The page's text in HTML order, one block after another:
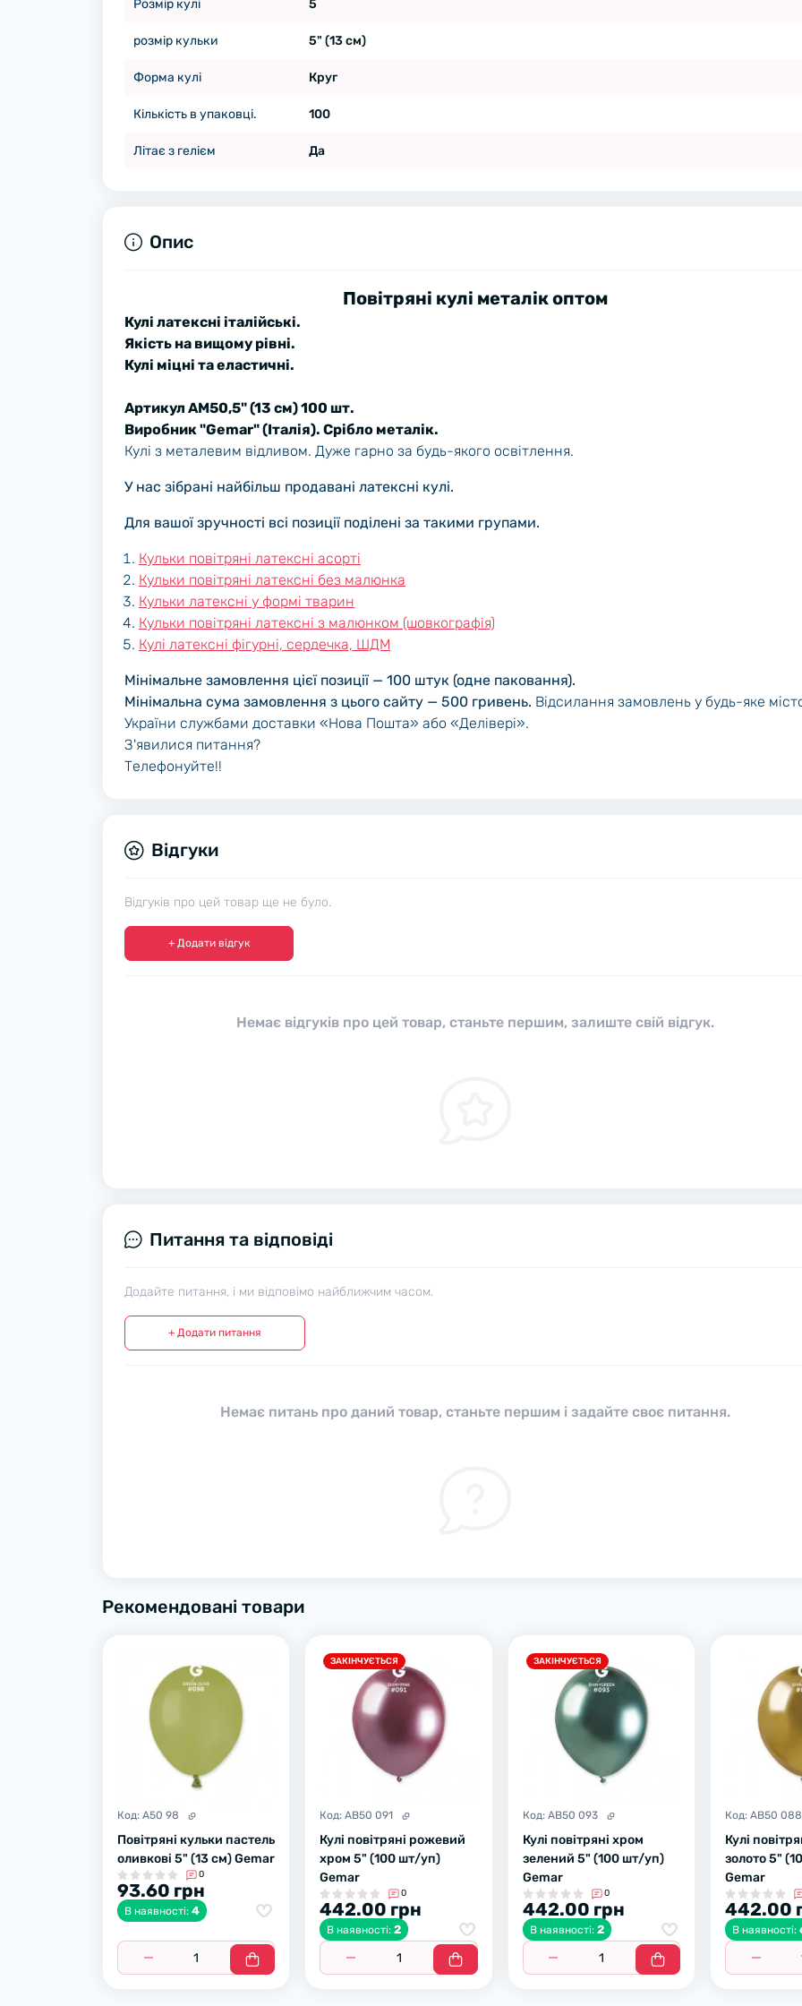
Розмір кулі 5
розмір кульки 5" (13 см)
Форма кулі Круг
Кількість в упаковці. 100
Літає з гелієм Да
Опис
Повітряні кулі металік оптом
Кулі латексні італійські.
Якість на вищому рівні.
Кулі міцні та еластичні.
Артикул AМ50,5" (13 см) 100 шт.
Виробник "Gemar" (Італія). Срібло металік.
Кулі з металевим відливом. Дуже гарно за будь-якого освітлення.
У нас зібрані найбільш продавані латексні кулі.
Для вашої зручності всі позиції поділені за такими групами.
Кульки повітряні латексні асорті
Кульки повітряні латексні без малюнка
Кульки латексні у формі тварин
Кульки повітряні латексні з малюнком (шовкографія)
Кулі латексні фігурні, сердечка, ШДМ
Мінімальне замовлення цієї позиції — 100 штук (одне паковання).
Мінімальна сума замовлення з цього сайту — 500 гривень. Відсилання замовлень у будь-яке
України службами доставки «Нова Пошта» або «Делівері».
З'явилися питання?
Телефонуйте!!
Відгуки
Відгуків про цей товар ще не було.
+ Додати відгук
Немає відгуків про цей товар, станьте першим, залиште свій відгук.
Питання та відповіді
Додайте питання, і ми відповімо найближчим часом.
+ Додати питання
Немає питань про даний товар, станьте першим і задайте своє питання.
Рекомендовані товари
Код: A50 98
Повітряні кульки пастель
оливкові 5" (13 см) Gemar
0
93.60 грн
В наявності: 4
ЗАКІНЧУЄТЬСЯ
Код:AB50 091
Кулі повітряні рожевий
хром 5" (100 шт/уп)
Gemar
0
442.00 грн
В наявності:2
ЗАКІНЧУЄТЬСЯ
Код: AB50 093
Кулі повітряні хром
зелений 5" (100 шт/уп)
Gemar
0
442.00 грн
В наявності: 2
Код:AB50 088
Кулі
золото 5"
Gemar
442.00
В наявності: